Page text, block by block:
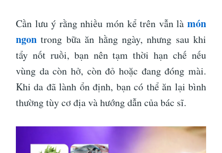
Cần lưu ý rằng nhiều món kể trên vẫn là món
ngon trong bữa ăn hằng ngày, nhưng sau khi
tẩy nốt ruồi, bạn nên tạm thời hạn chế nếu
vùng da còn hở, còn đỏ hoặc đang đóng mài.
Khi da đã lành ổn định, bạn có thể ăn lại bình
thường tùy cơ địa và hướng dẫn của bác sĩ.